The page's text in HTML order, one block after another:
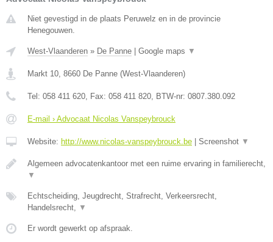
Niet gevestigd in de plaats Peruwelz en in de provincie
Henegouwen.
West-Vlaanderen » De Panne Google maps ▼
Markt 10 8660 De Panne (West-Vlaanderen)
Tel: 058 411 620 , Fax: 058 411 820 , BTW-nr: 0807.380.092
E-mail › Advocaat Nicolas Vanspeybrouck
Website: http://www.nicolas-vanspeybrouck.be Screenshot ▼
Algemeen advocatenkantoor met een ruime ervaring in familierecht,
▼
Echtscheiding, Jeugdrecht, Strafrecht, Verkeersrecht,
Handelsrecht,
▼
Er wordt gewerkt op afspraak.